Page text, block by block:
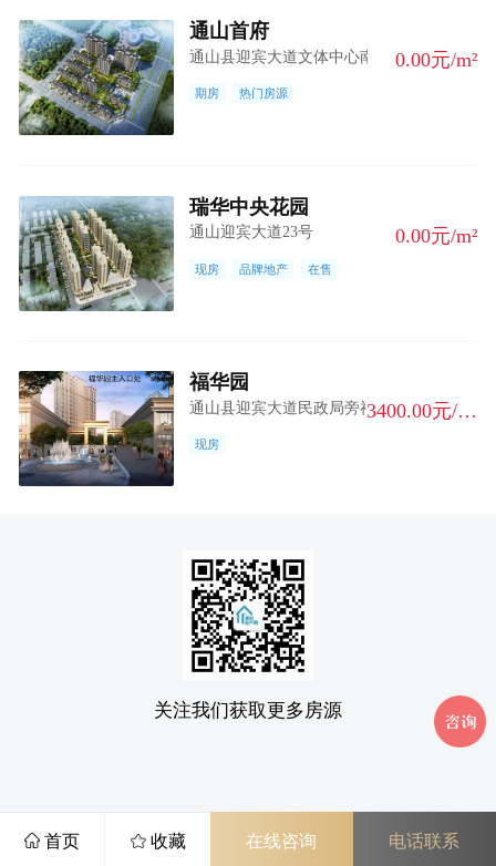
通山首府
通山县迎宾大道文体中心南侧 0.00元/m²
期房 热门房源
瑞华中央花园
通山迎宾大道23号 0.00元/m²
现房 品牌地产 在售
福华园
通山县迎宾大道民政局旁福华园营销中心3400.00元/m²
现房
关注我们获取更多房源
首页 收藏 在线咨询 电话联系